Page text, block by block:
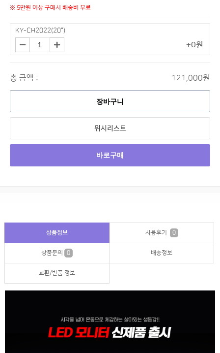
※ 5만원 이상 구매시 배송비 무료
KY-CH2022(20")
+0원
총 금액 : 121,000원
장바구니
위시리스트
바로구매
상품정보 사용후기 0
상품문의 0 배송정보
교환/반품 정보